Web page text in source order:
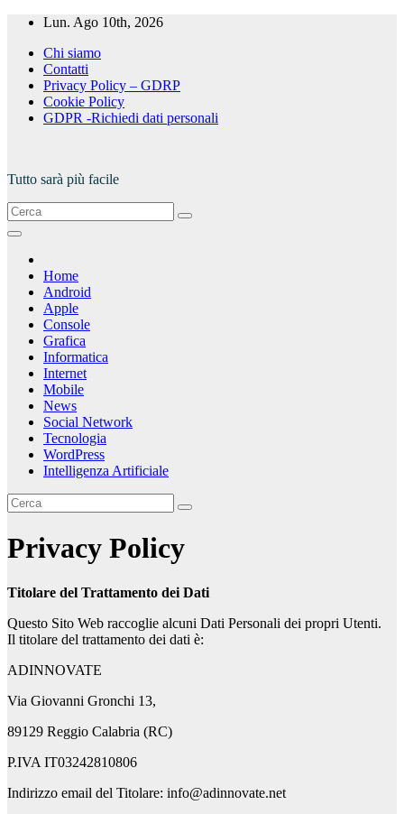
Salta
contenuto
Lun. Ago 10th, 2026
Chi siamo
Contatti
Privacy Policy – GDRP
Cookie Policy
GDPR -Richiedi dati personali
Tutto sarà più facile
Home
Android
Apple
Console
Grafica
Informatica
Internet
Mobile
News
Social Network
Tecnologia
WordPress
Intelligenza Artificiale
Privacy Policy
Titolare del Trattamento dei Dati
Questo Sito Web raccoglie alcuni Dati Personali dei propri Utenti.
Il titolare del trattamento dei dati è:
ADINNOVATE
Via Giovanni Gronchi 13,
89129 Reggio Calabria (RC)
P.IVA IT03242810806
Indirizzo email del Titolare: info@adinnovate.net